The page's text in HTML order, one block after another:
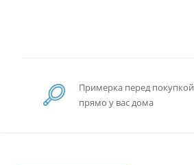
Примерка перед покупкой
прямо у вас дома